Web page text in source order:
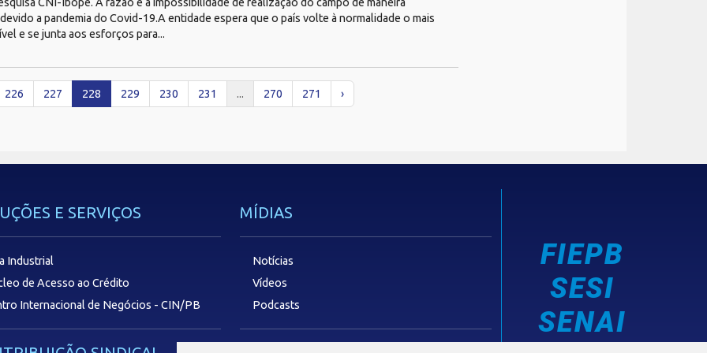
a pandemia do Covid-19.A entidade espera que o país volte à normalidade o mais
e se junta aos esforços para...
226 227 228 229 230 231 ... 270 271 ›
E SERVIÇOS
Industrial
de Acesso ao Crédito
Internacional de Negócios - CIN/PB
MÍDIAS
Notícias
Vídeos
Podcasts
FIEPB
SESI
SENAI